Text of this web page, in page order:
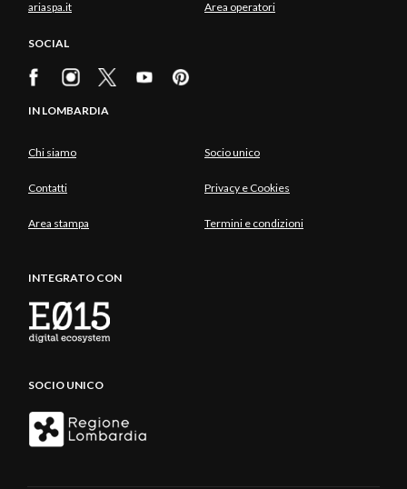
ariaspa.it Area operatori
SOCIAL
IN LOMBARDIA
Chi siamo Socio unico
Contatti Privacy e Cookies
Area stampa Termini e condizioni
INTEGRATO CON
SOCIO UNICO